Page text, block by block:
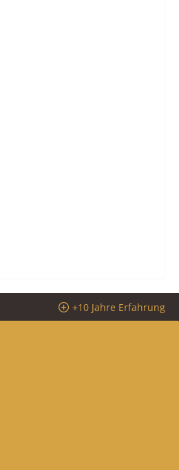
+10 Jahre Erfahrung